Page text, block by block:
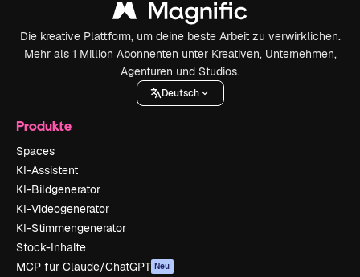
Die kreative Plattform, um deine beste Arbeit zu verwirklichen.
Mehr als 1 Million Abonnenten unter Kreativen, Unternehmen,
Agenturen und Studios.
Deutsch
Produkte
Spaces
KI-Assistent
KI-Bildgenerator
KI-Videogenerator
KI-Stimmengenerator
Stock-Inhalte
MCP für Claude/ChatGPT Neu